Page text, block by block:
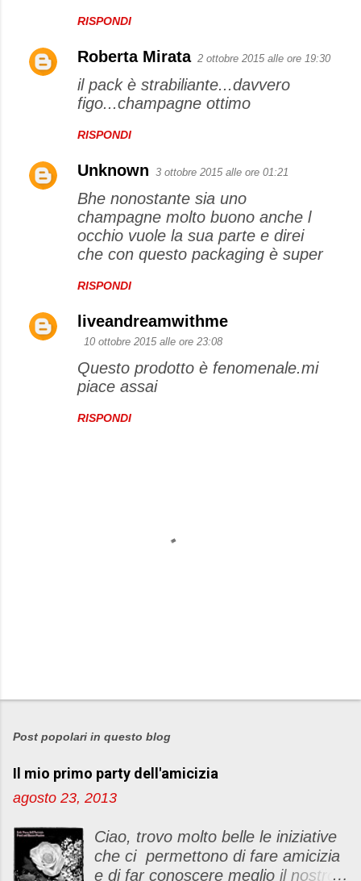
RISPONDI
Roberta Mirata 2 ottobre 2015 alle ore 19:30
il pack è strabiliante...davvero
figo...champagne ottimo
RISPONDI
Unknown 3 ottobre 2015 alle ore 01:21
Bhe nonostante sia uno
champagne molto buono anche l
occhio vuole la sua parte e direi
che con questo packaging è super
RISPONDI
liveandreamwithme
10 ottobre 2015 alle ore 23:08
Questo prodotto è fenomenale.mi
piace assai
RISPONDI
P
s
a
u
c
o
m
Post popolari in questo blog
Il mio primo party dell'amicizia
agosto 23, 2013
Ciao, trovo molto belle le iniziative
che ci permettono di fare amicizia
e di far conoscere meglio il nostro